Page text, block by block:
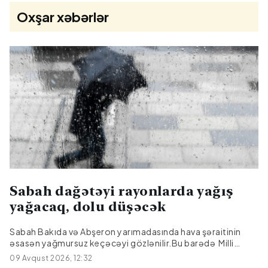
Oxşar xəbərlər
Sabah dağətəyi rayonlarda yağış
yağacaq, dolu düşəcək
Sabah Bakıda və Abşeron yarımadasında hava şəraitinin
əsasən yağmursuz keçəcəyi gözlənilir.Bu barədə Milli
Hidrometeorologiya Xidmətindən bildirilib.Mülayim şimal-
qərb küləyi arabir güclənəcək.Havanın temperaturu gecə
09 Avqust 2026, 12:32